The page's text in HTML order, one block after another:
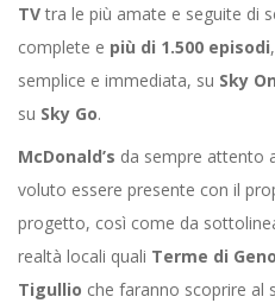
TV tra le più amate e seguite di
complete e più di 1.500 episodi
semplice e immediata, su Sky
su Sky Go.
McDonald’s da sempre attento
voluto essere presente con il
progetto, così come da
realtà locali quali Terme di
Tigullio che faranno scoprire al